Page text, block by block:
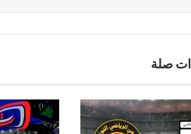
صلة